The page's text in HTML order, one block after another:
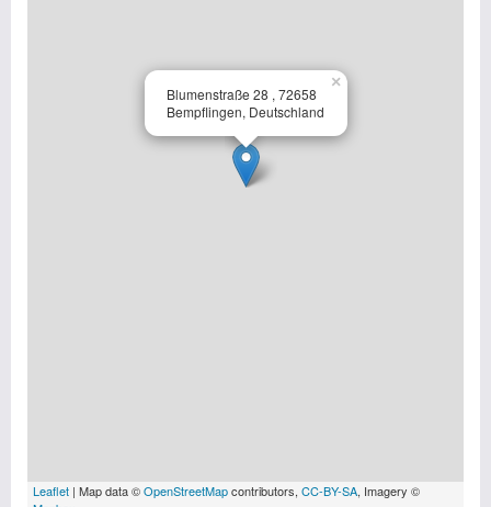
Blumenstraße 28 , 72658
Bempflingen, Deutschland
×
Leaflet | Map data ©OpenStreetMapcontributors, CC-BY-SA, Imagery ©